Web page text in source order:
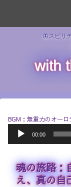
🦋スピリ
with
BGM：無重力のオー
00:00
魂の旅路：
え、真の自